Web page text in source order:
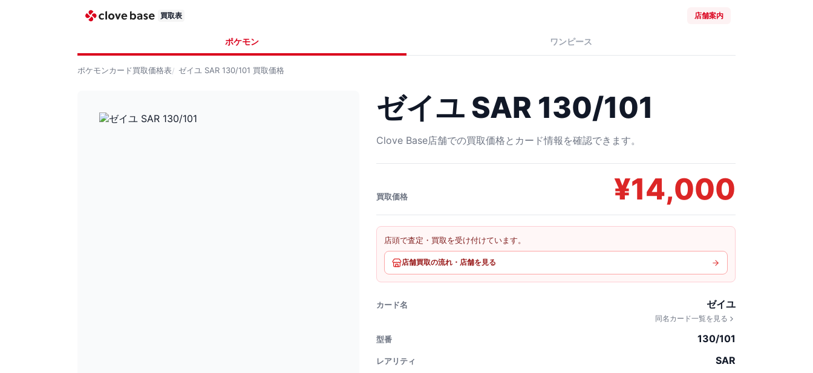
買取表 店舗案内
ポケモン ワンピース
ポケモンカード買取価格表 ゼイユ SAR 130/101 買取価格
ゼイユ SAR 130/101
Clove Base店舗での買取価格とカード情報を確認できます。
買取価格 ¥14,000
店頭で査定・買取を受け付けています。
店舗買取の流れ・店舗を見る
カード名 ゼイユ
同名カード一覧を見る
型番 130/101
レアリティ SAR